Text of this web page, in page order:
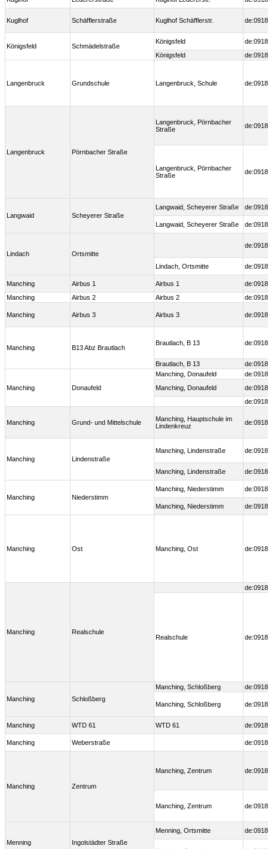
Kuglhof Schäfflerstraße Kuglhof Schäfflerstr.
Königsfeld Schmädelstraße
Königsfeld
Königsfeld
Langenbruck Grundschule Langenbruck, Schule
Langenbruck Pörnbacher Straße
Langenbruck, Pörnbacher
Straße
Langenbruck, Pörnbacher
Straße
Langwaid Scheyerer Straße
Langwaid, Scheyerer Straße
Langwaid, Scheyerer Straße
Lindach Ortsmitte
Lindach, Ortsmitte
Manching Airbus 1 Airbus 1
Manching
Airbus 2 Airbus 2
Manching Airbus 3 Airbus 3
Manching B13 Abz Brautlach
Brautlach, B 13
Brautlach, B 13
Manching Donaufeld
Manching, Donaufeld
Manching, Donaufeld
Manching Grund- und Mittelschule
Manching, Hauptschule im
Lindenkreuz
Manching Lindenstraße
Manching, Lindenstraße
Manching, Lindenstraße
Manching Niederstimm
Manching, Niederstimm
Manching, Niederstimm
Manching Ost Manching, Ost
Manching Realschule
Realschule
Manching Schloßberg
Manching, Schloßberg
Manching, Schloßberg
Manching WTD 61 WTD 61
Manching Weberstraße
Manching Zentrum
Manching, Zentrum
Manching, Zentrum
Menning Ingolstädter Straße
Menning, Ortsmitte